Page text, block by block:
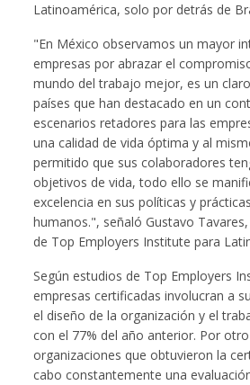
Latinoamérica, solo por detrás de
"En México observamos un mayor
empresas por abrazar el
mundo del trabajo mejor, es un
países que han destacado en un
escenarios retadores para las
una calidad de vida óptima y al
permitido que sus colaboradores
objetivos de vida, todo ello se
excelencia en sus políticas y
humanos.", señaló Gustavo
de Top Employers Institute para
Según estudios de Top Employers
empresas certificadas involucran a
el diseño de la organización y el
con el 77% del año anterior. Por
organizaciones que obtuvieron la
cabo constantemente una